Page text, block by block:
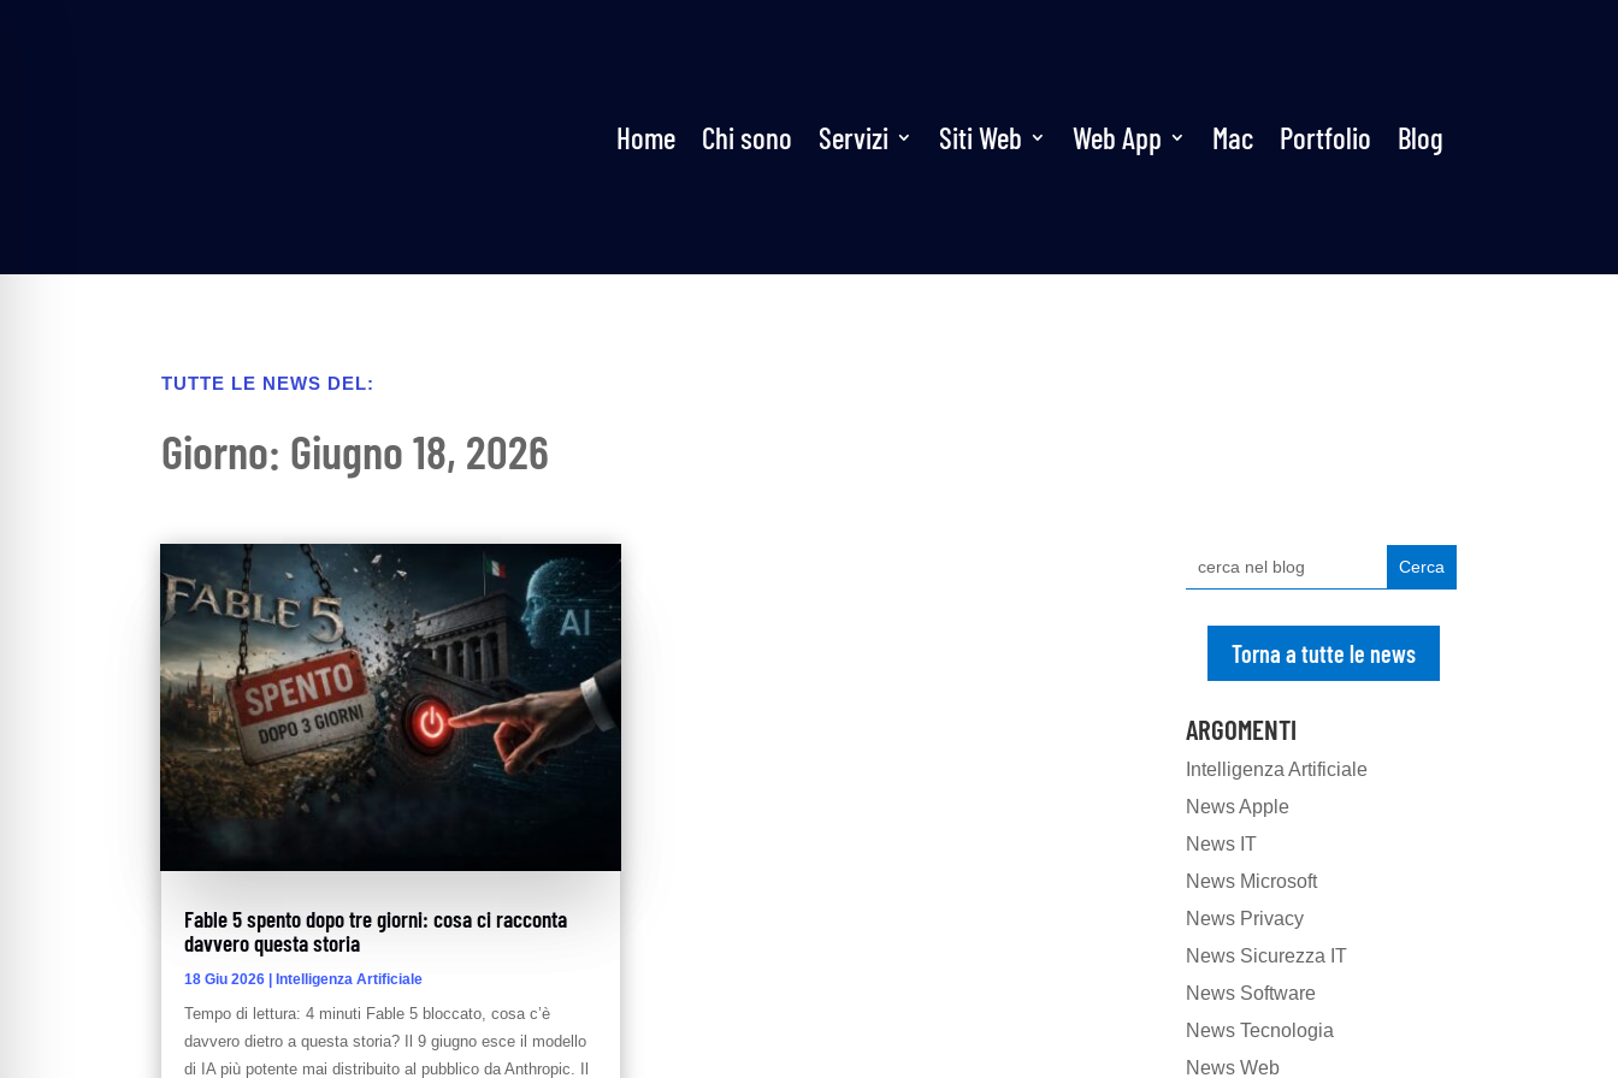
Home Chi sono Servizi Siti Web Web App Mac Portfolio Blog
TUTTE LE NEWS DEL:
Giorno: Giugno 18, 2026
Fable 5 spento dopo tre giorni: cosa ci racconta
davvero questa storia
18 Giu 2026 Intelligenza Artificiale
Tempo di lettura: 4 minuti Fable 5 bloccato, cosa c’è
davvero dietro a questa storia? Il 9 giugno esce il modello
di IA più potente mai distribuito al pubblico da Anthropic. Il
Torna a tutte le news
ARGOMENTI
Intelligenza Artificiale
News Apple
News IT
News Microsoft
News Privacy
News Sicurezza IT
News Software
News Tecnologia
News Web